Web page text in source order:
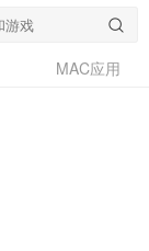
MAC应用